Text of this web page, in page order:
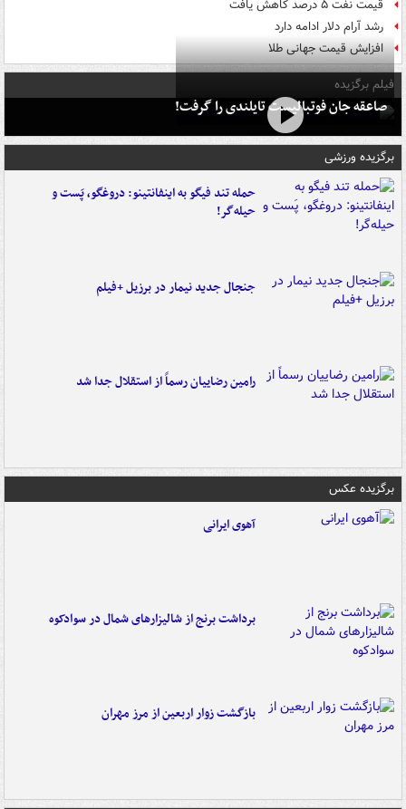
قیمت نفت ۵ درصد کاهش یافت
رشد آرام دلار ادامه دارد
افزایش قیمت جهانی طلا
فیلم برگزیده
صاعقه جان فوتبالیست تایلندی را گرفت!
برگزیده ورزشی
حمله تند فیگو به اینفانتینو: دروغگو، پَست‌ و
حیله‌گر!
جنجال جدید نیمار در برزیل +فیلم
رامین رضاییان رسماً از استقلال جدا شد
برگزیده عکس
آهوی ایرانی
برداشت برنج از شالیزارهای شمال در سوادکوه
بازگشت زوار اربعین از مرز مهران